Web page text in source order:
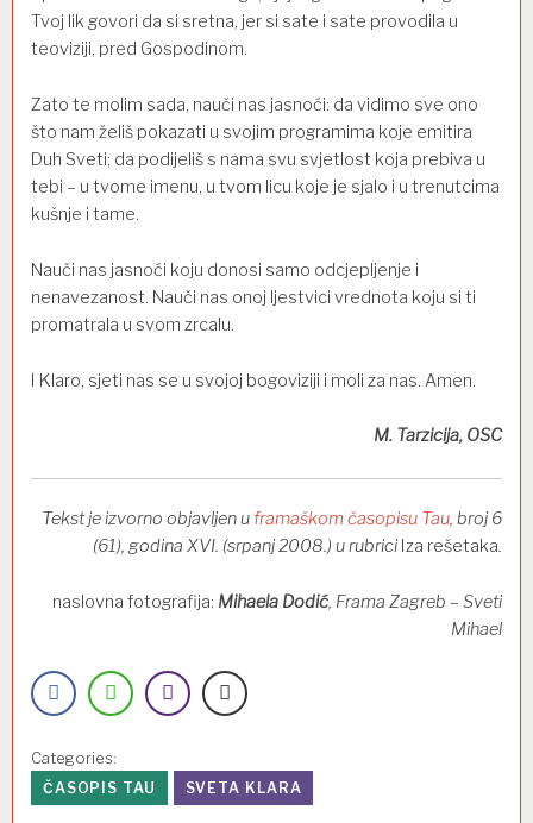
Tvoj lik govori da si sretna, jer si sate i sate provodila u
teoviziji, pred Gospodinom.
Zato te molim sada, nauči nas jasnoći: da vidimo sve ono
što nam želiš pokazati u svojim programima koje emitira
Duh Sveti; da podijeliš s nama svu svjetlost koja prebiva u
tebi – u tvome imenu, u tvom licu koje je sjalo i u trenutcima
kušnje i tame.
Nauči nas jasnoći koju donosi samo odcjepljenje i
nenavezanost. Nauči nas onoj ljestvici vrednota koju si ti
promatrala u svom zrcalu.
I Klaro, sjeti nas se u svojoj bogoviziji i moli za nas. Amen.
M. Tarzicija, OSC
Tekst je izvorno objavljen u framaškom časopisu Tau, broj 6
(61), godina XVI. (srpanj 2008.) u rubrici Iza rešetaka.
naslovna fotografija: Mihaela Dodić , Frama Zagreb – Sveti
Mihael
Categories:
ČASOPIS TAU
SVETA KLARA